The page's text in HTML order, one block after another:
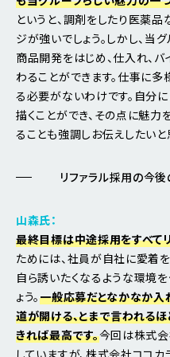
というと、調剤をしたり医薬
ジが強いでしょう。しかし、当
商品開発をはじめ、仕入れ、
わることができます。仕事に
る必要がないわけです。自分
描くことができ、その点に魅
ることも強調しお伝えしたいと
リファラル採用の今
山森氏：
最終目標は中途採用をすべて
ためには、社員が自社に愛着
自ら誘いたくなるような環境
ょう。一般応募だとなかなか入
道が開ける、とまで言われる
きれば最高です。今回は株式
していますが、株式会社ココ